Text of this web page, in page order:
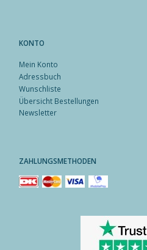
KONTO
Mein Konto
Adressbuch
Wunschliste
Übersicht Bestellungen
Newsletter
ZAHLUNGSMETHODEN